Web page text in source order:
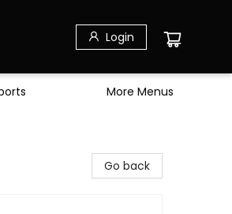
Login
More Menus
Go back